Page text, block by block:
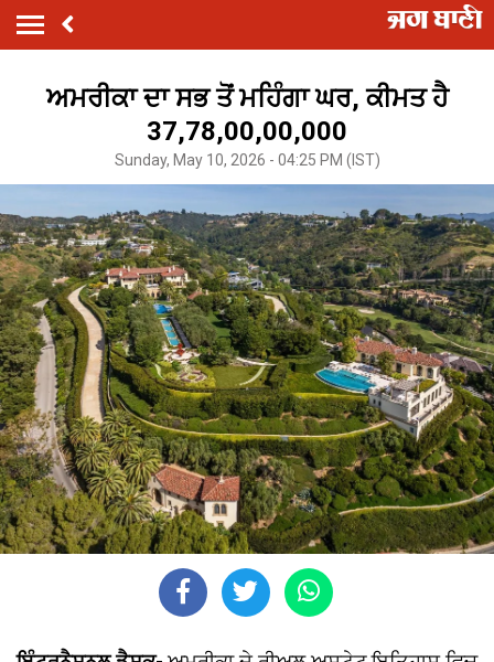
ਅਮਰੀਕਾ ਦਾ ਸਭ ਤੋਂ ਮਹਿੰਗਾ ਘਰ, ਕੀਮਤ ਹੈ
37,78,00,00,000
Sunday, May 10, 2026 - 04:25 PM (IST)